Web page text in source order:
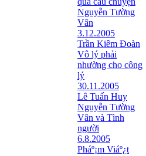
Nguyễn Tường
Vân
3.12.2005
Trần Kiêm Ðoàn
Vô lý phải
nhường cho công
lý
30.11.2005
Lê Tuấn Huy
Nguyễn Tường
Vân và Tình
người
6.8.2005
Pháº¡m Viáº¿t